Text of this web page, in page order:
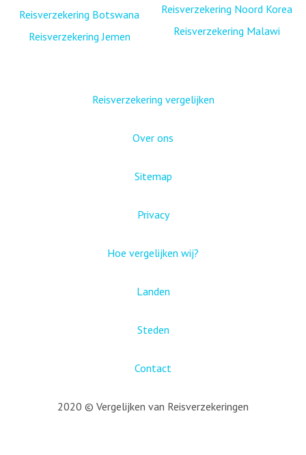
Reisverzekering Botswana
Reisverzekering Jemen
Reisverzekering Noord Korea
Reisverzekering Malawi
Reisverzekering vergelijken
Over ons
Sitemap
Privacy
Hoe vergelijken wij?
Landen
Steden
Contact
2020 © Vergelijken van Reisverzekeringen